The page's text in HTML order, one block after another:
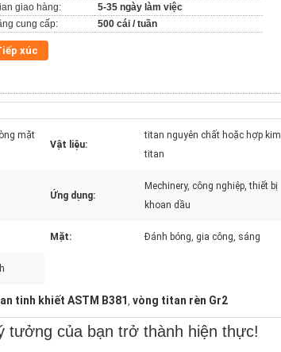
giao hàng:
5-35 ngày làm việc
cung cấp:
500 cái / tuần
xúc
mặt
Vật liệu:
titan nguyên chất hoặc hợp kim
titan
Ứng dụng:
Mechinery, công nghiệp, thiết bị
khoan dầu
Mặt: Đánh bóng, gia công, sáng
tinh khiết ASTM B381 , vòng titan rèn Gr2
tưởng của bạn trở thành hiện thực!